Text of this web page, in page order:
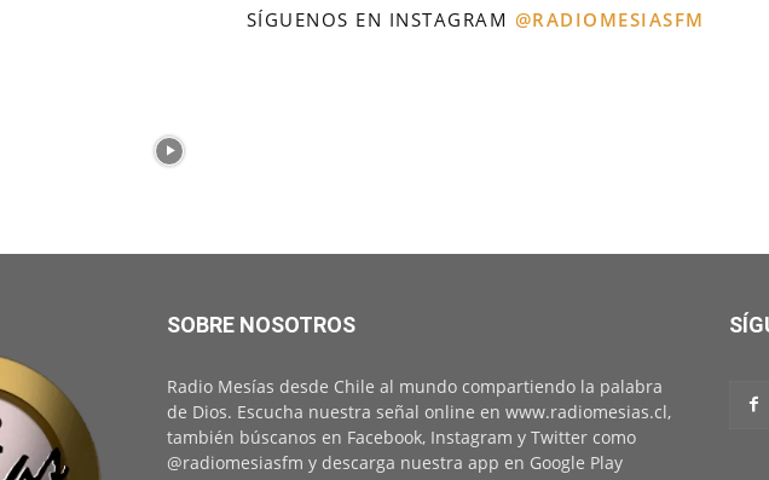
SÍGUENOS EN INSTAGRAM @RADIOMESIASFM
SOBRE NOSOTROS
Radio Mesías desde Chile al mundo compartiendo la palabra
de Dios. Escucha nuestra señal online en www.radiomesias.cl,
también búscanos en Facebook, Instagram y Twitter como
@radiomesiasfm y descarga nuestra app en Google Play